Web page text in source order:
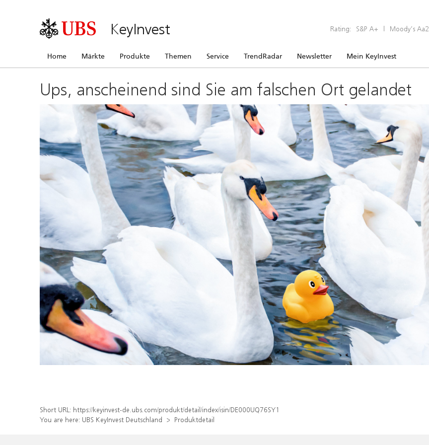
KeyInvest Rating: S&P A+ | Moody’s Aa2
Home Märkte Produkte Themen Service TrendRadar Newsletter Mein KeyInvest
Ups, anscheinend sind Sie am falschen Ort gelandet
Short URL: https://keyinvest-de.ubs.com/produkt/detail/index/isin/DE000UQ76SY1
You are here: UBS KeyInvest Deutschland Produktdetail